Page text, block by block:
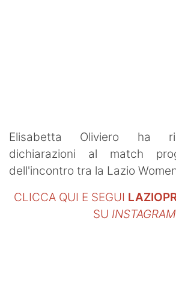
Elisabetta Oliviero ha
dichiarazioni al match
dell'incontro tra la Lazio
CLICCA QUI E SEGUI
SU INSTAGRAM